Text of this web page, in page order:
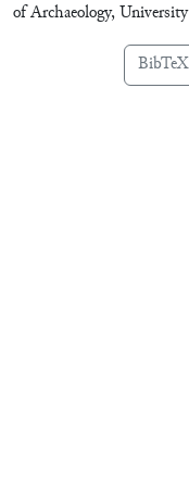
of Archaeology,
BibTeX